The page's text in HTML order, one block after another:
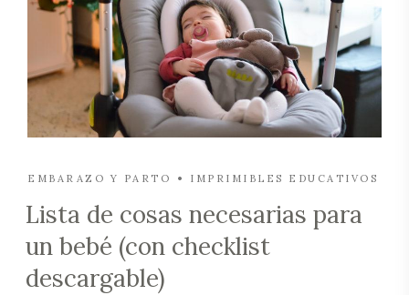
EMBARAZO Y PARTO IMPRIMIBLES EDUCATIVOS
Lista de cosas necesarias para
un bebé (con checklist
descargable)